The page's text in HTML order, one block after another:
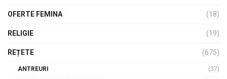
OFERTE FEMINA (18)
RELIGIE (19)
REȚETE (675)
ANTREURI
(37)